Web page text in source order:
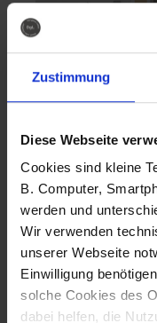
Zustimmung
Diese Webseite
Cookies sind kleine
B. Computer,
werden und
Wir verwenden
unserer Webseite
Einwilligung
solche Cookies des
dabei helfen, die
Fotografo:
Sternbach
Download